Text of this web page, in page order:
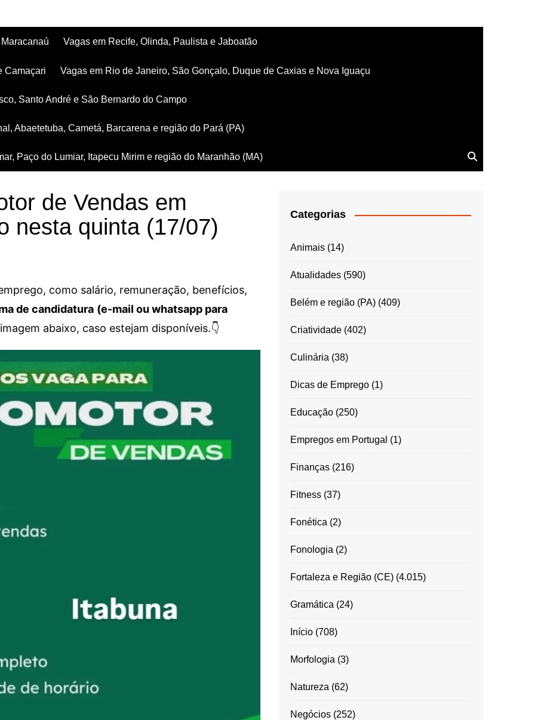
Vagas em Recife, Olinda, Paulista e Jaboatão
Camaçari Vagas em Rio de Janeiro, São Gonçalo, Duque de Caxias e Nova Iguaçu
Santo André e São Bernardo do Campo
Abaetetuba, Cametá, Barcarena e região do Pará (PA)
Paço do Lumiar, Itapecu Mirim e região do Maranhão (MA)
de Vendas em
nesta quinta (17/07)
como salário, remuneração, benefícios,
de candidatura (e-mail ou whatsapp para
abaixo, caso estejam disponíveis.👇
Categorias
Animais(14)
Atualidades(590)
Belém e região (PA)(409)
Criatividade(402)
Culinária (38)
Dicas de Emprego(1)
Educação(250)
Empregos em Portugal (1)
Finanças(216)
Fitness(37)
Fonética (2)
Fonologia (2)
Fortaleza e Região (CE)(4.015)
Gramática (24)
Início(708)
Morfologia (3)
Natureza (62)
Negócios(252)